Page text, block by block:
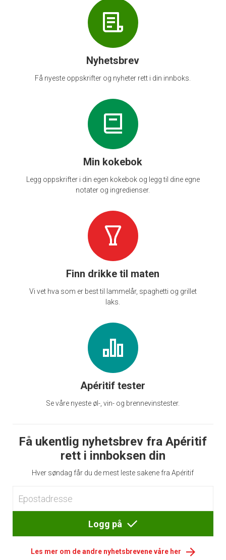
Nyhetsbrev
Få nyeste oppskrifter og nyheter rett i din innboks.
Min kokebok
Legg oppskrifter i din egen kokebok og legg til dine egne
notater og ingredienser.
Finn drikke til maten
Vi vet hva som er best til lammelår, spaghetti og grillet
laks.
Apéritif tester
Se våre nyeste øl-, vin- og brennevinstester.
Få ukentlig nyhetsbrev fra Apéritif
rett i innboksen din
Hver søndag får du de mest leste sakene fra Apéritif
Logg på
Les mer om de andre nyhetsbrevene våre her